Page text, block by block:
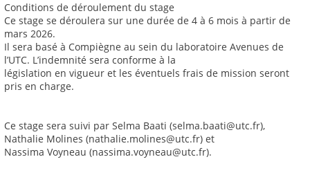
Conditions de déroulement du stage
Ce stage se déroulera sur une durée de 4 à 6 mois à partir de
mars 2026.
Il sera basé à Compiègne au sein du laboratoire Avenues de
l’UTC. L’indemnité sera conforme à la
législation en vigueur et les éventuels frais de mission seront
pris en charge.
Ce stage sera suivi par Selma Baati (selma.baati@utc.fr),
Nathalie Molines (nathalie.molines@utc.fr) et
Nassima Voyneau (nassima.voyneau@utc.fr).